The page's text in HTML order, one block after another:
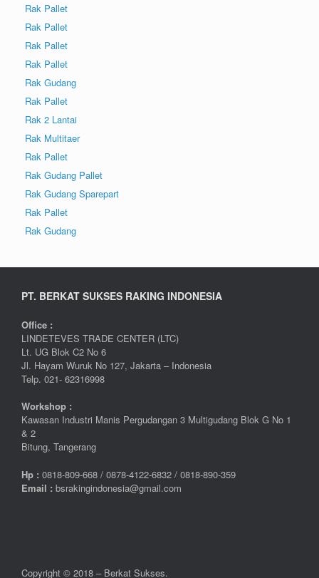
Rak Pallet
Rak Pallet
Rak Pallet
Rak Pallet
Rak Gudang
Rak Pallet
Rak 2 Lantai
Rak Multitaer
Rak Pallet
Rak Gudang Pallet
Rak Gudang Sparepart
Rak Pallet
Rak Gudang
PT. BERKAT SUKSES RAKING INDONESIA
Office :
LINDETEVES TRADE CENTER (LTC)
Lt. UG Blok C2 No 6
Jl. Hayam Wuruk No 127, Jakarta – Indonesia
Telp. 021- 62316998
Workshop :
Kawasan Industri Manis Pergudangan 3 Multigudang Blok G No 1
& 2
Bitung, Tangerang
Hp : 0818-809-668 / 0878-4122-6832 / 0818-890-359
Email : bsrakingindonesia@gmail.com
Copyright © 2018 – Berkat Sukses.